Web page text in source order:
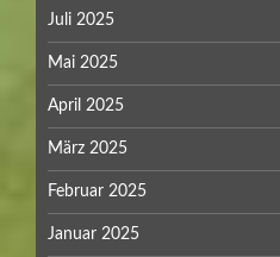
Juli 2025
Mai 2025
April 2025
März 2025
Februar 2025
Januar 2025